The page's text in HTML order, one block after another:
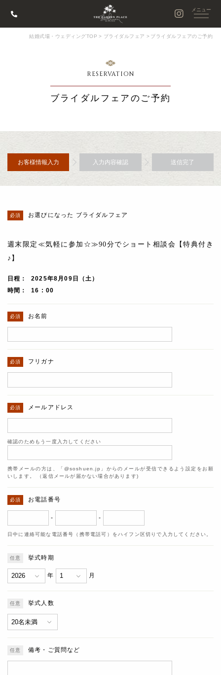
結婚式場・ウェディングTOP > ブライダルフェア > ブライダルフェアのご予約
RESERVATION
ブライダルフェアのご予約
お客様情報入力 入力内容確認 送信完了
お選びになった ブライダルフェア
週末限定≪気軽に参加☆≫90分でショート相談会【特典付き
♪】
日程
2025年8月09日（土）
時間
16 : 00
お名前
フリガナ
メールアドレス
確認のためもう一度入力してください
携帯メールの方は、「@soshuen.jp」からのメールが受信できるよう設定をお願
いします。 （返信メールが届かない場合があります)
お電話番号
- -
日中に連絡可能な電話番号（携帯電話可）をハイフン区切りで入力してください。
挙式時期
年 月
挙式人数
備考・ご質問など